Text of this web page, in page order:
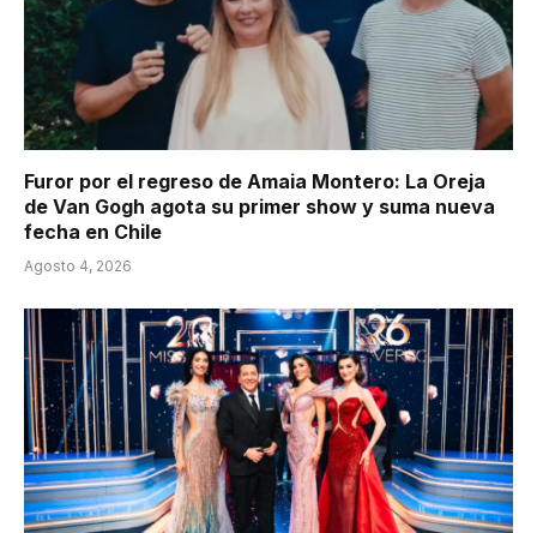
Furor por el regreso de Amaia Montero: La Oreja
de Van Gogh agota su primer show y suma nueva
fecha en Chile
Agosto 4, 2026